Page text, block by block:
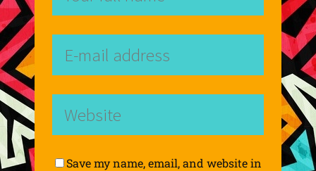
Save my name, email, and website in